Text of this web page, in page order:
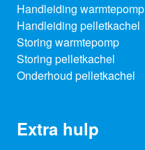
Handleiding warmtepomp
Handleiding pelletkachel
Storing warmtepomp
Storing pelletkachel
Onderhoud pelletkachel
Extra hulp